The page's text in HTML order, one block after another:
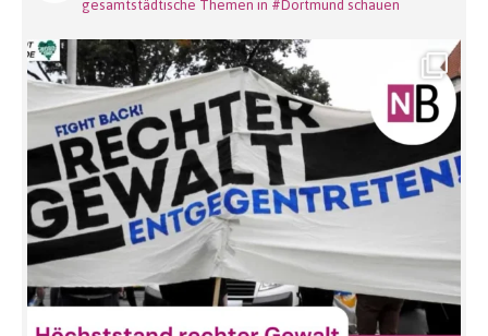
gesamtstädtische Themen in #Dortmund schauen